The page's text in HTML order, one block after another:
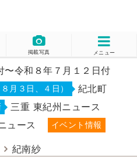
掲載写真 メニュー
〜令和８年７月１２日付
月３日、４日） 紀北町
三重 東紀州ニュース
ュース イベント情報
紀南紗